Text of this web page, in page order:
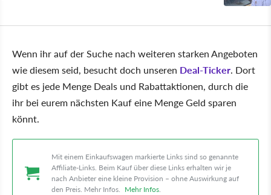
Wenn ihr auf der Suche nach weiteren starken Angeboten
wie diesem seid, besucht doch unseren Deal-Ticker. Dort
gibt es jede Menge Deals und Rabattaktionen, durch die
ihr bei eurem nächsten Kauf eine Menge Geld sparen
könnt.
Mit einem Einkaufswagen markierte Links sind so genannte
Affiliate-Links. Beim Kauf über diese Links erhalten wir je
nach Anbieter eine kleine Provision – ohne Auswirkung auf
den Preis. Mehr Infos. Mehr Infos.